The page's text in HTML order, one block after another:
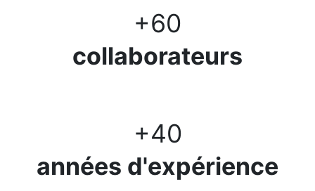
+60
collaborateurs
+40
années d'expérience